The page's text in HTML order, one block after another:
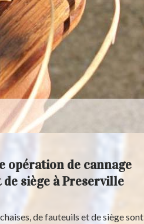
opération de cannage
siège à Preserville
de fauteuils et de siège sont